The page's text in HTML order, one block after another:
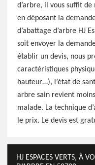
d’arbre, il vous suffit
en déposant la
d’abattage d’arbre HJ
soit envoyer la
établir un devis, nous
caractéristiques
hauteur…), l’état de
arbre sain revient
malade. La technique
le prix. Le devis est
HJ ESPACES VERTS, À